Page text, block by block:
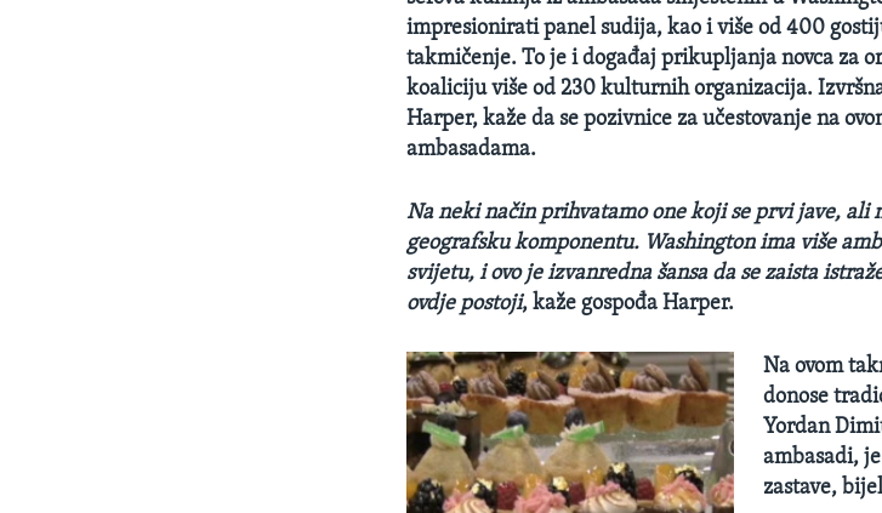
impresionirati panel sudija, kao i više od 400
takmičenje. To je i događaj prikupljanja novca za
koaliciju više od 230 kulturnih organizacija.
Harper, kaže da se pozivnice za učestovanje na
ambasadama.
Na neki način prihvatamo one koji se prvi jave, ali
geografsku komponentu. Washington ima više
svijetu, i ovo je izvanredna šansa da se zaista
ovdje postoji, kaže gospođa Harper.
Na ovom
donose
Yordan
ambasadi,
zastave,